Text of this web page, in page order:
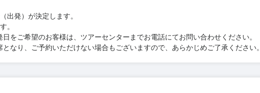
出発）が決定します。
。
をご希望のお客様は、ツアーセンターまでお電話にてお問い合わせください。
なり、ご予約いただけない場合もございますので、あらかじめご了承ください。